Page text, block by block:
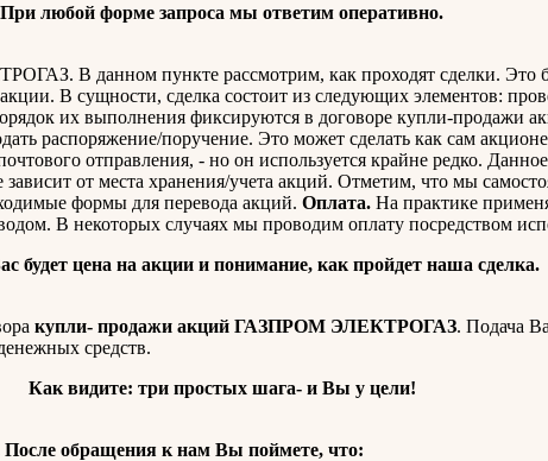
При любой форме запроса мы ответим оперативно.
В данном пункте рассмотрим, как проходят сделки. Это
В сущности, сделка состоит из следующих элементов:
их выполнения фиксируются в договоре купли-продажи
распоряжение/поручение. Это может сделать как сам
отправления, - но он используется крайне редко.
зависит от места хранения/учета акций. Отметим, что мы
формы для перевода акций. Оплата. На практике
В некоторых случаях мы проводим оплату посредством
будет цена на акции и понимание, как пройдет наша сделка.
купли- продажи акций ГАЗПРОМ ЭЛЕКТРОГАЗ. Подача
средств.
Как видите: три простых шага- и Вы у цели!
обращения к нам Вы поймете, что: